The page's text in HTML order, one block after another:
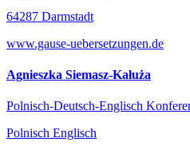
64287 Darmstadt
www.gause-uebersetzungen.de
Agnieszka Siemasz-Kałuża
Polnisch-Deutsch-Englisch
Polnisch Englisch